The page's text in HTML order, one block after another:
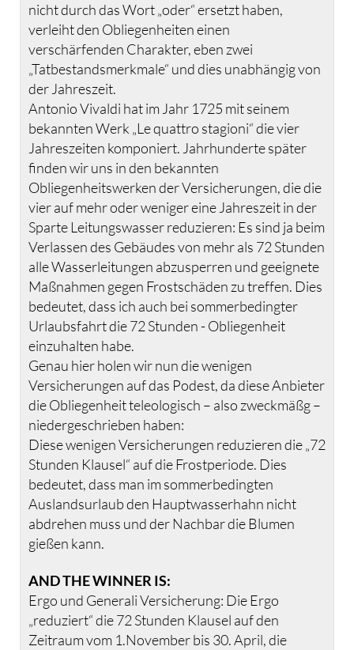
nicht durch das Wort „oder“ ersetzt haben,
verleiht den Obliegenheiten einen
verschärfenden Charakter, eben zwei
„Tatbestandsmerkmale“ und dies unabhängig von
der Jahreszeit.
Antonio Vivaldi hat im Jahr 1725 mit seinem
bekannten Werk „Le quattro stagioni“ die vier
Jahreszeiten komponiert. Jahrhunderte später
finden wir uns in den bekannten
Obliegenheitswerken der Versicherungen, die die
vier auf mehr oder weniger eine Jahreszeit in der
Sparte Leitungswasser reduzieren: Es sind ja beim
Verlassen des Gebäudes von mehr als 72 Stunden
alle Wasserleitungen abzusperren und geeignete
Maßnahmen gegen Frostschäden zu treffen. Dies
bedeutet, dass ich auch bei sommerbedingter
Urlaubsfahrt die 72 Stunden - Obliegenheit
einzuhalten habe.
Genau hier holen wir nun die wenigen
Versicherungen auf das Podest, da diese Anbieter
die Obliegenheit teleologisch – also zweckmäßg –
niedergeschrieben haben:
Diese wenigen Versicherungen reduzieren die „72
Stunden Klausel“ auf die Frostperiode. Dies
bedeutet, dass man im sommerbedingten
Auslandsurlaub den Hauptwasserhahn nicht
abdrehen muss und der Nachbar die Blumen
gießen kann.
AND THE WINNER IS:
Ergo und Generali Versicherung: Die Ergo
„reduziert“ die 72 Stunden Klausel auf den
Zeitraum vom 1.November bis 30. April, die